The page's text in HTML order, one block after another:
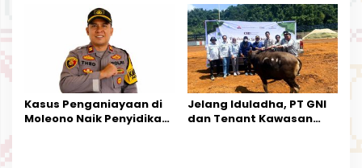
Kesederhanaannya Jadi
Harapan Warga
Tata Kelola Tambang
Kalimantan Barat
Kasus Penganiayaan di
Moleono Naik Penyidikan,
Jelang Iduladha, PT GNI
dan Tenant Kawasan